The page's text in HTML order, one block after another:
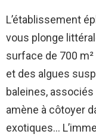
L’établissement
vous plonge
surface de 700
et des algues
baleines,
amène à côtoyer
exotiques…